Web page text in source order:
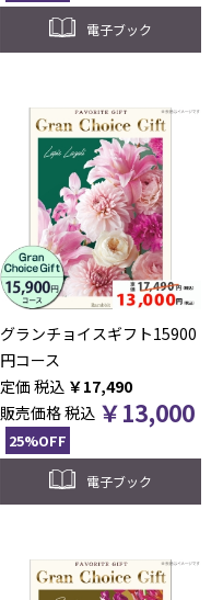
電子ブック
グランチョイスギフト15900
円コース
税込 ￥17,490
販売価格税込 ￥13,000
25%OFF
電子ブック